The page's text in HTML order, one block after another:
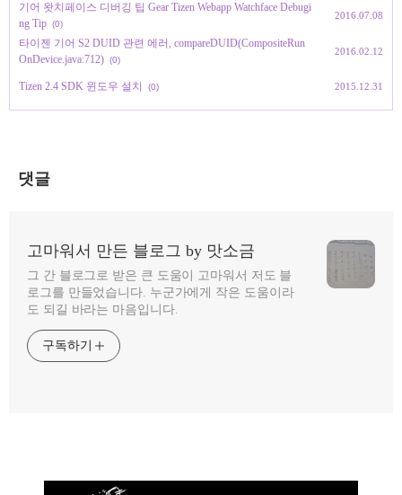
기어 왓치페이스 디버깅 팁 Gear Tizen Webapp Watchface Debugi
ng Tip (0)
2016.07.08
타이젠 기어 S2 DUID 관련 에러, compareDUID(CompositeRun
OnDevice.java:712) (0)
2016.02.12
Tizen 2.4 SDK 윈도우 설치 (0) 2015.12.31
댓글
고마워서 만든 블로그 by 맛소금
그 간 블로그로 받은 큰 도움이 고마워서 저도 블
로그를 만들었습니다. 누군가에게 작은 도움이라
도 되길 바라는 마음입니다.
구독하기